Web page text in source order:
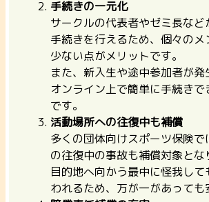
手続きの一元化
サークルの代表者やゼミ長など
手続きを行えるため、個々の
少ない点がメリットです。
また、新入生や途中参加者が発
オンライン上で簡単に手続き
です。
活動場所への往復中も補償
多くの団体向けスポーツ保険で
の往復中の事故も補償対象とな
目的地へ向かう最中に怪我し
われるため、万が一があっても